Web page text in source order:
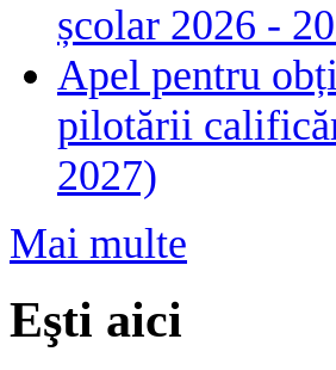
școlar 2026 -
Apel pentru
pilotării
2027)
Mai multe
Eşti aici